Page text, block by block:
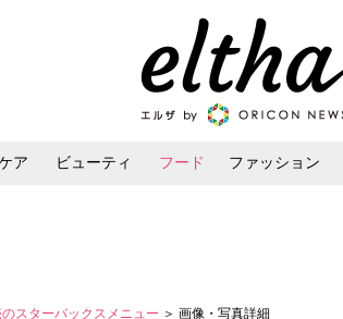
ア ビューティ フード ファッション
スターバックスメニュー ＞ 画像・写真詳細